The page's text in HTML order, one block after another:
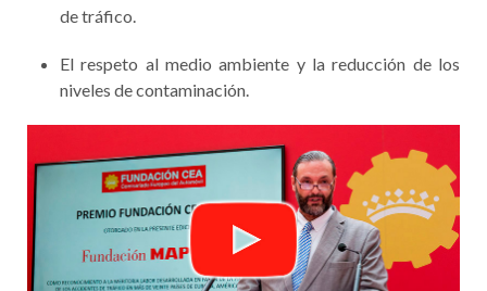
de tráfico.
El respeto al medio ambiente y la reducción de los
niveles de contaminación.